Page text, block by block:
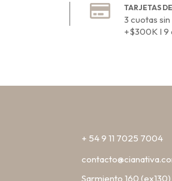
TARJETAS
3 cuotas
+$300K I 9
+ 54 9 11 7025 7004
Sarmiento 160